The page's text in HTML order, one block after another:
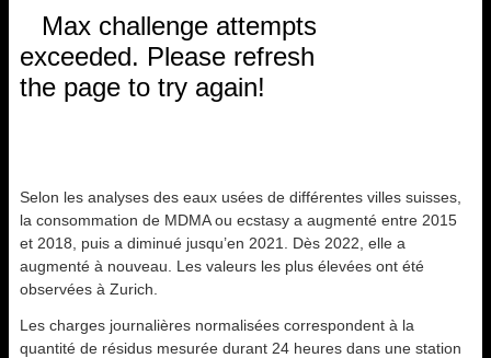
Selon les analyses des eaux usées de différentes villes suisses,
la consommation de MDMA ou ecstasy a augmenté entre 2015
et 2018, puis a diminué jusqu’en 2021. Dès 2022, elle a
augmenté à nouveau. Les valeurs les plus élevées ont été
observées à Zurich.
Les charges journalières normalisées correspondent à la
quantité de résidus mesurée durant 24 heures dans une station